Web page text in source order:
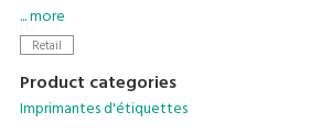
Osez le consommable linerless en
viennoiserie-patisserie avec le kit de
automatique dédié pour l'impression
d'étiquettes.
Réponse à un large éventail de
... more
Retail
Product categories
Imprimantes d'étiquettes